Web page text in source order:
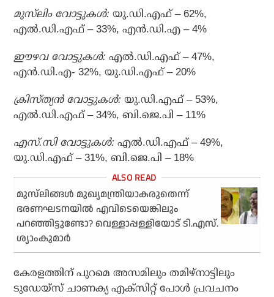
മുസ്‌ലിം വോട്ടുകള്‍: യു.ഡി.എഫ് – 62%,
എല്‍.ഡി.എഫ് – 33%, എന്‍.ഡി.എ – 4%
ഈഴവ വോട്ടുകള്‍: എല്‍.ഡി.എഫ് – 47%,
എന്‍.ഡി.എ- 32%, യു.ഡി.എഫ് – 20%
ക്രിസ്ത്യന്‍ വോട്ടുകള്‍: യു.ഡി.എഫ് – 53%,
എല്‍.ഡി.എഫ് – 34%, ബി.ജെ.പി – 11%
എസ്.സി വോട്ടുകള്‍: എല്‍.ഡി.എഫ് – 49%,
യു.ഡി.എഫ് – 31%, ബി.ജെ.പി – 18%
മുസ്‌ലിങ്ങള്‍ മുഖ്യമന്ത്രിയാകരുതെന്ന്
ഭരണഘടനയില്‍ എവിടെയെങ്കിലും
പറഞ്ഞിട്ടുണ്ടോ? വെള്ളാപ്പള്ളിയോട് ടി.എസ്.
ശ്യാംകുമാര്‍
കേരളത്തിന് പുറമെ അസമിലും തമിഴ്‌നാട്ടിലും
ടുഡേയ്‌സ് ചാണക്യ എക്‌സിറ്റ് പോള്‍ പ്രവചനം